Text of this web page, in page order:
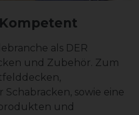
als DER
und Zubehör. Zum
sowie eine
und